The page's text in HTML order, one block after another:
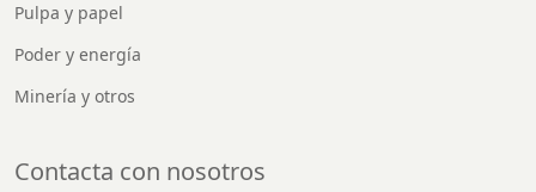
Pulpa y papel
Poder y energía
Minería y otros
Contacta con nosotros